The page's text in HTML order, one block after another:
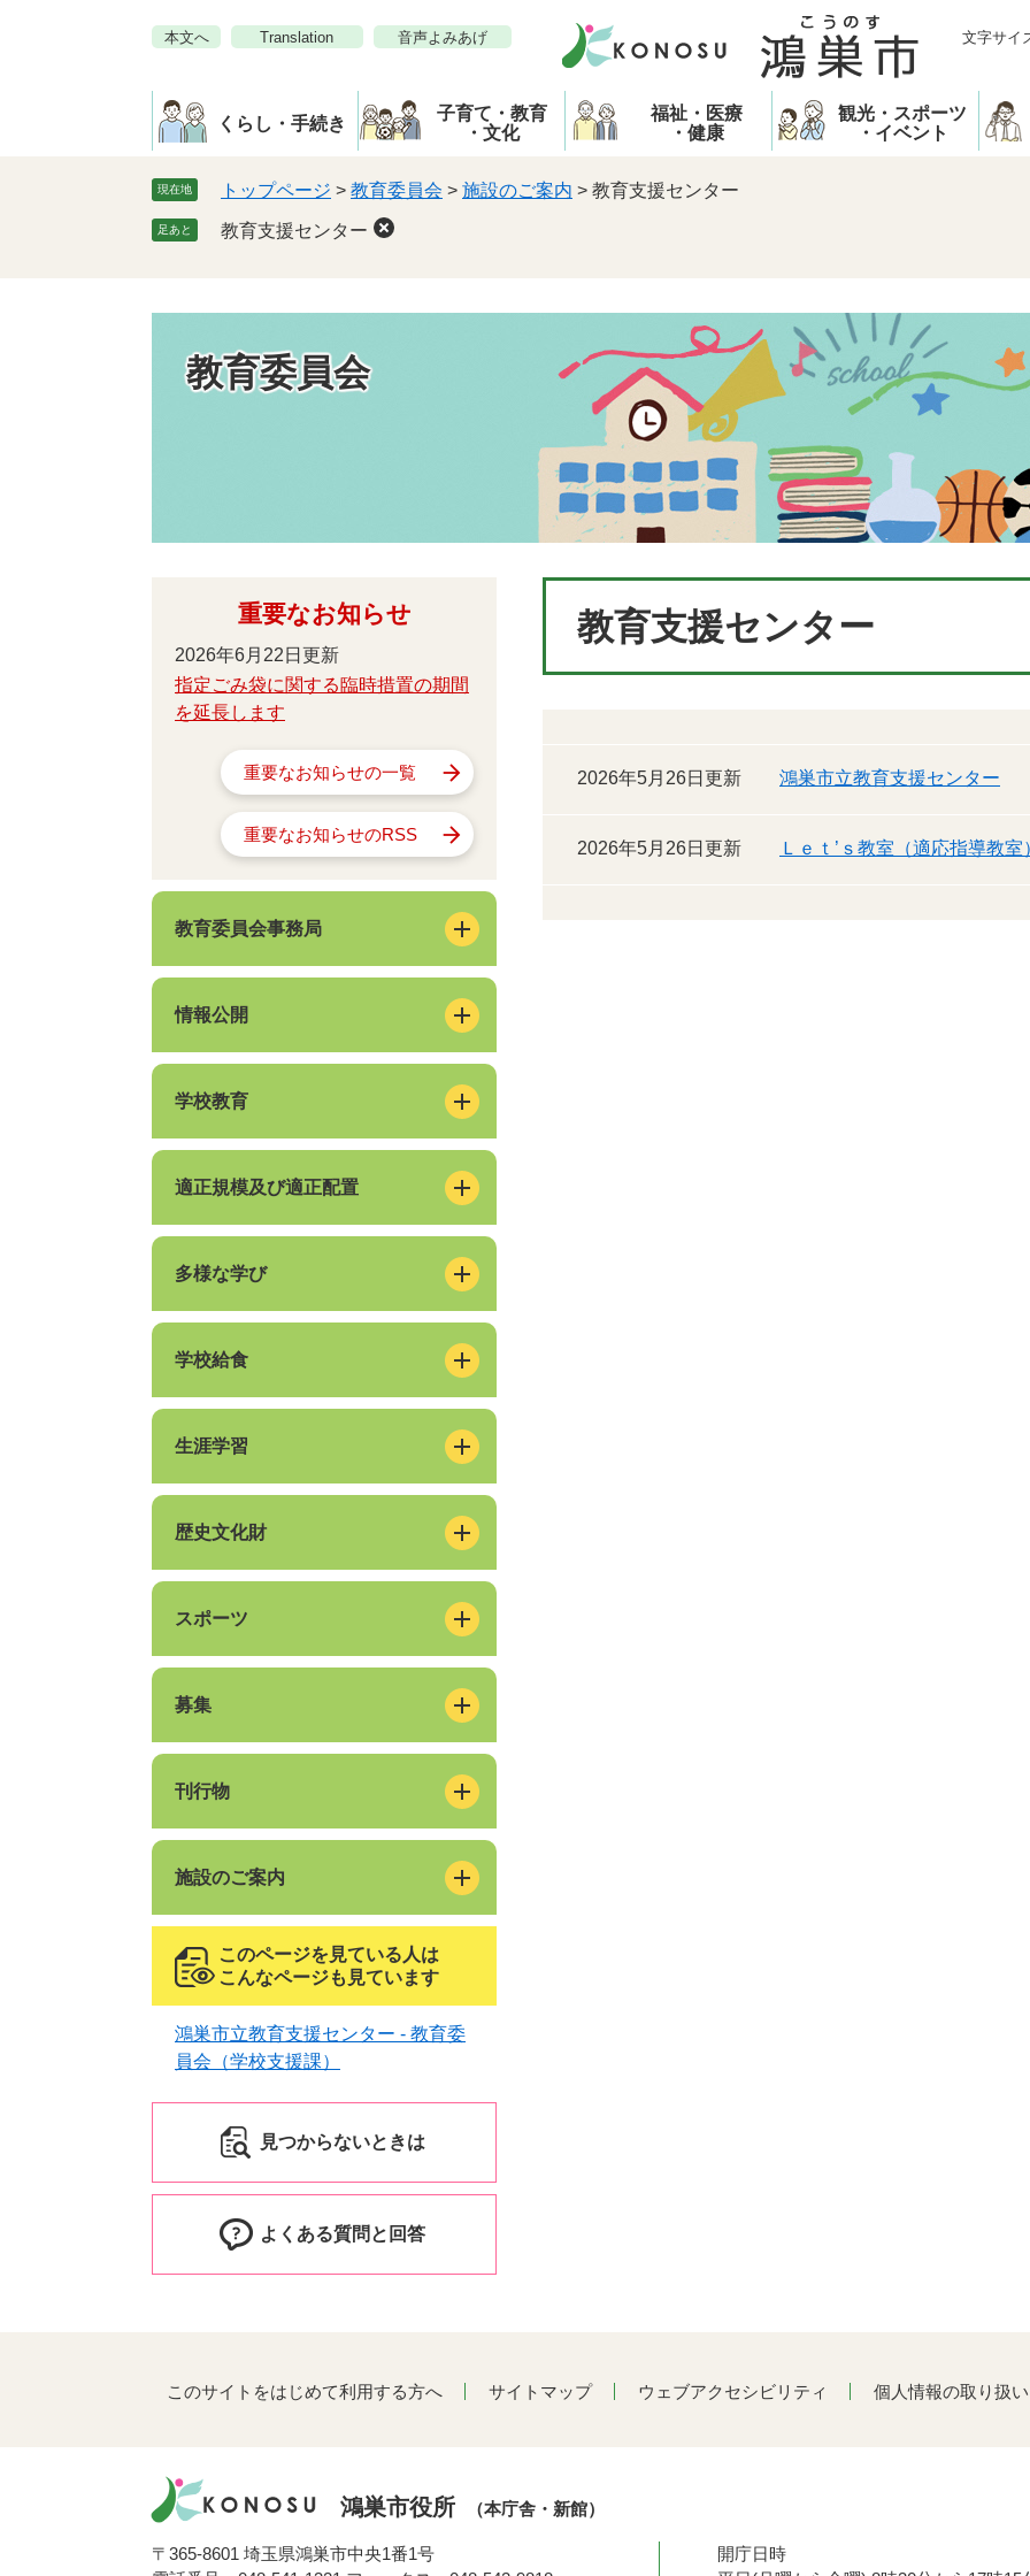
本文へ Translation 音声よみあげ 文字サイ
くらし・手続き
子育て・教育
・文化
福祉・医療
・健康
観光・スポーツ
・イベント
現在地 トップページ > 教育委員会 > 施設のご案内 > 教育支援センター
足あと 教育支援センター
教育委員会
教育支援センター
2026年5月26日更新 鴻巣市立教育支援センター
2026年5月26日更新 Ｌｅｔ’ｓ教室（適応指導教室
重要なお知らせ
2026年6月22日更新
指定ごみ袋に関する臨時措置の期間
を延長します
重要なお知らせの一覧
重要なお知らせのRSS
教育委員会事務局
情報公開
学校教育
適正規模及び適正配置
多様な学び
学校給食
生涯学習
歴史文化財
スポーツ
募集
刊行物
施設のご案内
このページを見ている人は
こんなページも見ています
鴻巣市立教育支援センター - 教育委
員会（学校支援課）
見つからないときは
よくある質問と回答
このサイトをはじめて利用する方へ サイトマップ ウェブアクセシビリティ 個人情報の取り扱
鴻巣市役所 （本庁舎・新館）
〒365-8601 埼玉県鴻巣市中央1番1号
開庁日時